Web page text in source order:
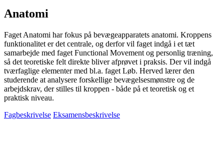
Anatomi
Faget Anatomi har fokus på bevægeapparatets anatomi. Kroppens
funktionalitet er det centrale, og derfor vil faget indgå i et tæt
samarbejde med faget Functional Movement og personlig træning,
så det teoretiske felt direkte bliver afprøvet i praksis. Der vil indgå
tværfaglige elementer med bl.a. faget Løb. Herved lærer den
studerende at analysere forskellige bevægelsesmønstre og de
arbejdskrav, der stilles til kroppen - både på et teoretisk og et
praktisk niveau.
Fagbeskrivelse Eksamensbeskrivelse